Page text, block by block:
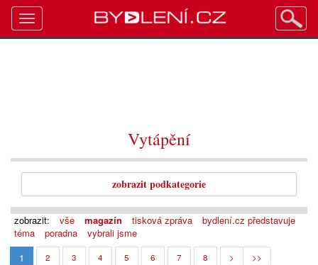
Vytápění
zobrazit podkategorie
zobrazit: vše magazín tisková zpráva
bydlení.cz představuje
téma
poradna
vybrali jsme
1
2 3 4 5 6 7 8 > >>
Toggle
navigation